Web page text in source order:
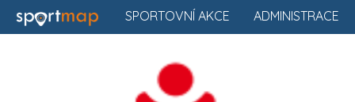
ADMINISTRACE
SPORTOVNÍ AKCE